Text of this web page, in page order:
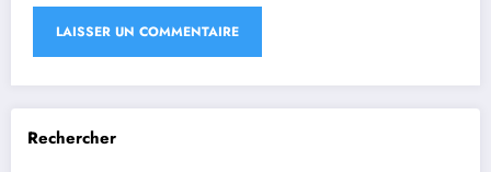
Rechercher